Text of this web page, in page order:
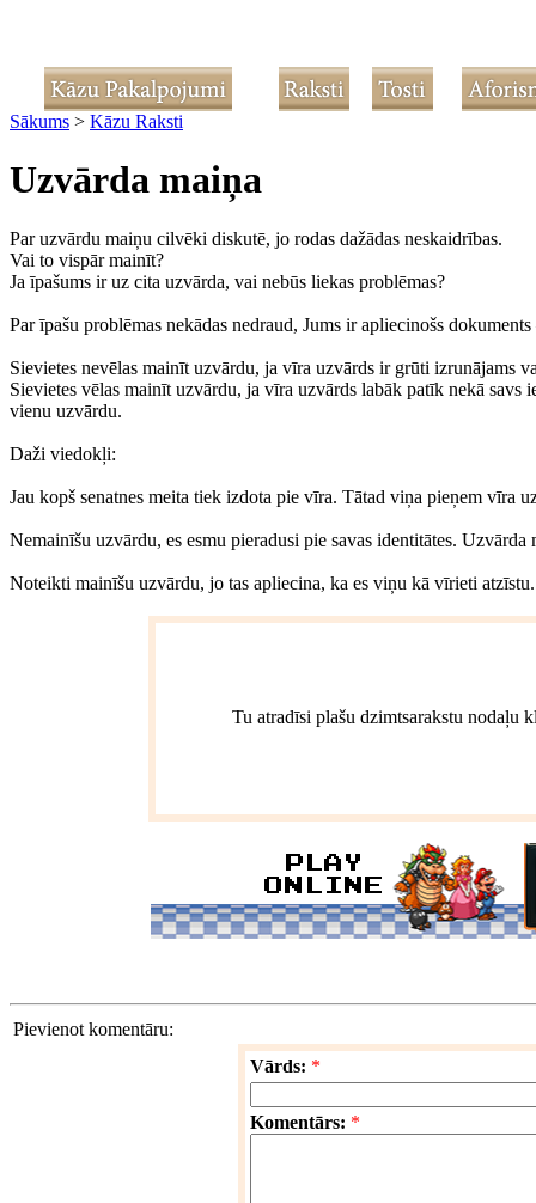
Sākums > Kāzu Raksti
Uzvārda maiņa
Par uzvārdu maiņu cilvēki diskutē, jo rodas dažādas neskaidrības.
Vai to vispār mainīt?
Ja īpašums ir uz cita uzvārda, vai nebūs liekas problēmas?
Par īpašu problēmas nekādas nedraud, Jums ir apliecinošs
Sievietes nevēlas mainīt uzvārdu, ja vīra uzvārds ir grūti izrunājams
Sievietes vēlas mainīt uzvārdu, ja vīra uzvārds labāk patīk nekā savs
vienu uzvārdu.
Daži viedokļi:
Jau kopš senatnes meita tiek izdota pie vīra. Tātad viņa pieņem vīra
Nemainīšu uzvārdu, es esmu pieradusi pie savas identitātes. Uzvārda
Noteikti mainīšu uzvārdu, jo tas apliecina, ka es viņu kā vīrieti
Tu atradīsi plašu dzimtsarakstu nodaļu
Pievienot komentāru:
Vārds: *
Komentārs: *